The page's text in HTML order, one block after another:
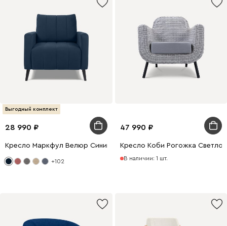
Выгодный комплект
28 990
Кресло Маркфул Велюр Синий
+102
47 990
Кресло Коби Рогожка
В наличии: 1 шт.